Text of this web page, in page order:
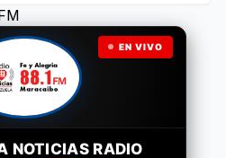
EN VIVO
NOTICIAS RADIO